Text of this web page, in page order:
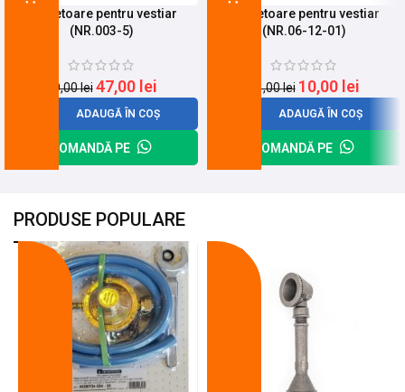
Incuietoare pentru vestiar
(NR.003-5)
59,00lei 47,00 lei
ADAUGĂ ÎN COȘ
COMANDĂ PE
Incuietoare pentru vestiar
(NR.06-12-01)
31,00lei 10,00 lei
ADAUGĂ ÎN COȘ
COMANDĂ PE
PRODUSE POPULARE